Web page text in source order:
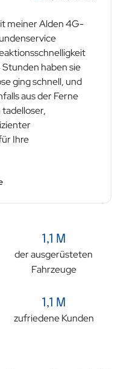
meiner Alden 4G-
haben sie
ging schnell, und
aus der Ferne
Ihre
1,1 M
der ausgerüsteten
Fahrzeuge
1,1 M
zufriedene Kunden